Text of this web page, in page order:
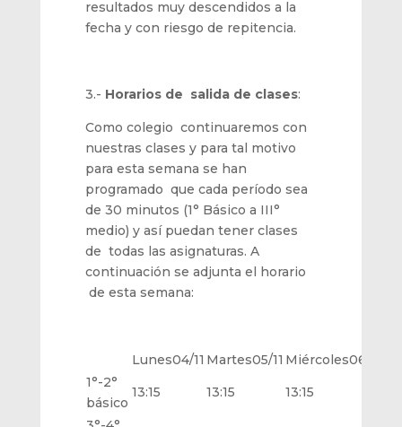
resultados muy descendidos a la
fecha y con riesgo de repitencia.
3.- Horarios de salida de clases:
Como colegio continuaremos con
nuestras clases y para tal motivo
para esta semana se han
programado que cada período sea
de 30 minutos (1° Básico a III°
medio) y así puedan tener clases
de todas las asignaturas. A
continuación se adjunta el horario
de esta semana:
Lunes04/11 Martes05/11 Miércoles06/11
1°-2°
básico
13:15 13:15 13:15